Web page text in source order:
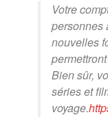
Votre
personnes
nouvelles
Bien sûr,
séries et
voyage.